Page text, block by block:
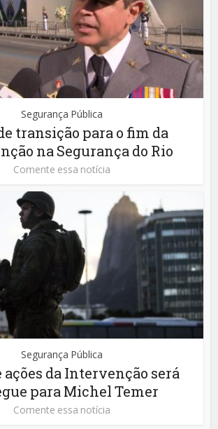
Segurança Pública
transição para o fim da
na Segurança do Rio
Comente essa notícia
Segurança Pública
ações da Intervenção será
para Michel Temer
Comente essa notícia